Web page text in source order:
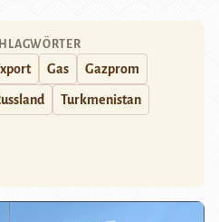
Gas Gazprom
Turkmenistan